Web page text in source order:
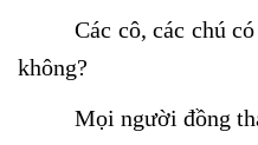
Các cô, các chú
không?
Mọi người đồng